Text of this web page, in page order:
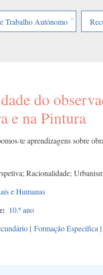
Trabalho Autónomo
do
e na Pintura
te aprendizagens sobre
Racionalidade;
e Humanas
10.º ano
| Formação Específica |